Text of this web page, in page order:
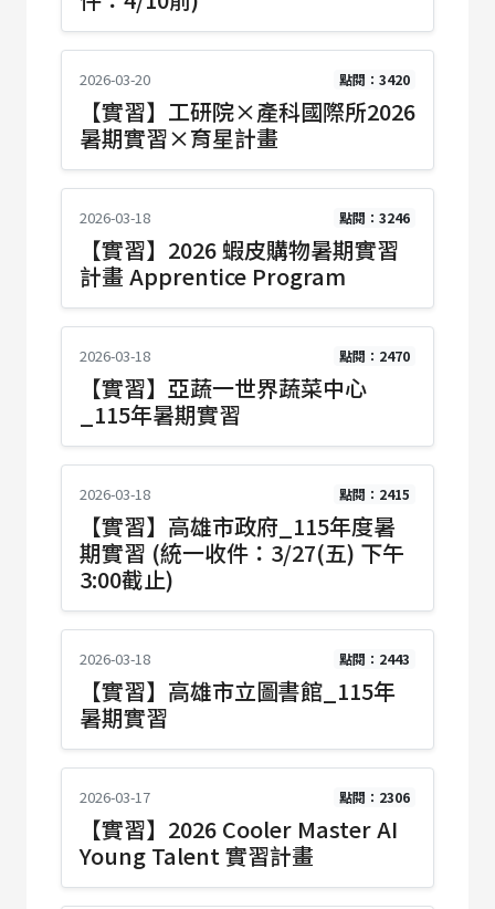
2026-03-20 點閱：3420
【實習】工研院×產科國際所2026
暑期實習×育星計畫
2026-03-18 點閱：3246
【實習】2026 蝦皮購物暑期實習
計畫 Apprentice Program
2026-03-18 點閱：2470
【實習】亞蔬一世界蔬菜中心
_115年暑期實習
2026-03-18 點閱：2415
【實習】高雄市政府_115年度暑
期實習 (統一收件：3/27(五) 下午
3:00截止)
2026-03-18 點閱：2443
【實習】高雄市立圖書館_115年
暑期實習
2026-03-17 點閱：2306
【實習】2026 Cooler Master AI
Young Talent 實習計畫